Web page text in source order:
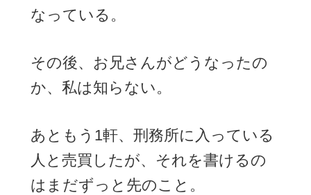
なっている。
その後、お兄さんがどうなったの
か、私は知らない。
あともう1軒、刑務所に入っている
人と売買したが、それを書けるの
はまだずっと先のこと。